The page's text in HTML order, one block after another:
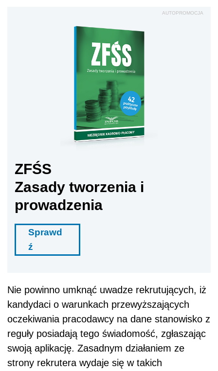
AUTOPROMOCJA
ZFŚS
Zasady tworzenia i
prowadzenia
Sprawd
ź
Nie powinno umknąć uwadze rekrutujących, iż
kandydaci o warunkach przewyższających
oczekiwania pracodawcy na dane stanowisko z
reguły posiadają tego świadomość, zgłaszając
swoją aplikację. Zasadnym działaniem ze
strony rekrutera wydaje się w takich